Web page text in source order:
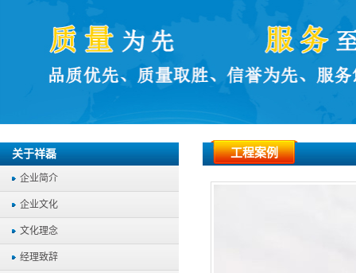
关于祥磊
企业简介
企业文化
文化理念
经理致辞
工程案例